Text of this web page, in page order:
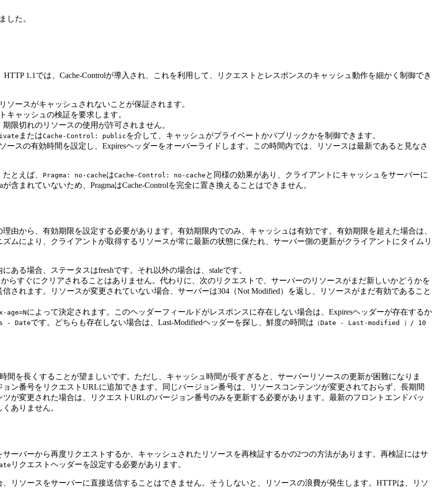
した。
1.1では、Cache-Controlが導入され、これを利用して、リクエストとレスポンスのキャッシュ動作を細かく制御でき
ソースがキャッシュされないことが保証されます。
キャッシュの検証を要求します。
期限切れのリソースの使用が許可されません。
またはCache-Control: public を介して、キャッシュがプライベートかパブリックかを制御できます。
ースの有効時間を設定し、Expiresヘッダーをオーバーライドします。この時間内では、リソースは最新であると見なさ
とえば、 Pragma: no-cacheはCache-Control: no-cache と同様の効果があり、クライアントにキャッシュをサーバーに
含まれていないため、PragmaはCache-Controlを完全に置き換えることはできません。
由から、有効期限を設定する必要があります。有効期限内でのみ、キャッシュは有効です。有効期限を超えた場合は、
ムにより、クライアントが取得するリソースが常に最新の状態に保たれ、サーバー側の更新がクライアントにタイムリ
ある場合、ステータスはfreshです。それ以外の場合は、staleです。
らすぐにクリアされることはありません。代わりに、次のリクエストで、サーバーのリソースがまだ新しいかどうかを
されます。リソースが変更されていない場合、サーバーは304（Not Modified）を返し、リソースがまだ有効であること
age=Nによって決定されます。このヘッダーフィールドがレスポンスに存在しない場合は、Expiresヘッダーが存在するか
- Dateです。どちらも存在しない場合は、Last-Modifiedヘッダーを探し、鮮度の時間は （Date - Last-modified ）/ 10
を長くすることが望ましいです。ただし、キャッシュ時間が長すぎると、サーバーリソースの更新が困難になりま
ン番号をリクエストURLに追加できます。同じバージョン番号は、リソースコンテンツが変更されておらず、長期間
が変更された場合は、リクエストURLのバージョン番号のみを更新する必要があります。最新のフロントエンドパッ
ありません。
ーバーから再度リクエストするか、キャッシュされたリソースを再検証するかの2つの方法があります。再検証にはサ
リクエストヘッダーを設定する必要があります。
リソースをサーバーに直接送信することはできません。そうしないと、リソースの浪費が発生します。HTTPは、リソ